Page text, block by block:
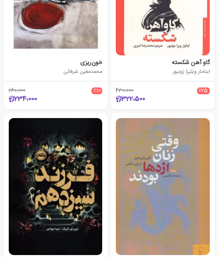
گاو آهن شکسته
ایتامار ویئیرا ژونیور
٪25 430،000
322،500
خون‌ریزی
محمدمعین شرفائی
٪10 260،000
234،000